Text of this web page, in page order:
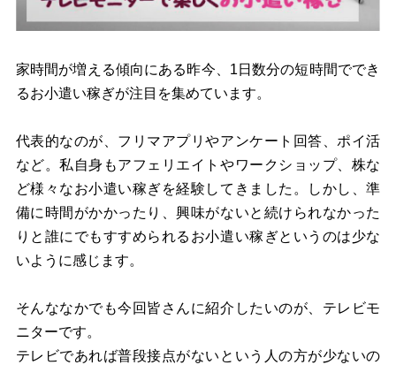
家時間が増える傾向にある昨今、1日数分の短時間ででき
るお小遣い稼ぎが注目を集めています。
代表的なのが、フリマアプリやアンケート回答、ポイ活
など。私自身もアフェリエイトやワークショップ、株な
ど様々なお小遣い稼ぎを経験してきました。しかし、準
備に時間がかかったり、興味がないと続けられなかった
りと誰にでもすすめられるお小遣い稼ぎというのは少な
いように感じます。
そんななかでも今回皆さんに紹介したいのが、テレビモ
ニターです。
テレビであれば普段接点がないという人の方が少ないの